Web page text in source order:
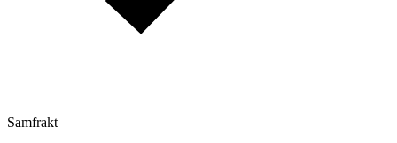
Samfrakt